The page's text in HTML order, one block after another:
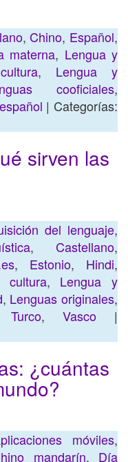
,Chino, Español,
materna, Lengua y
, Lengua y
cooficiales,
| Categorías:
sirven las
del lenguaje,
,Castellano,
, Estonio, Hindi,
cultura, Lengua y
, Lenguas originales,
Turco, Vasco|
¿cuántas
móviles,
mandarín, Día